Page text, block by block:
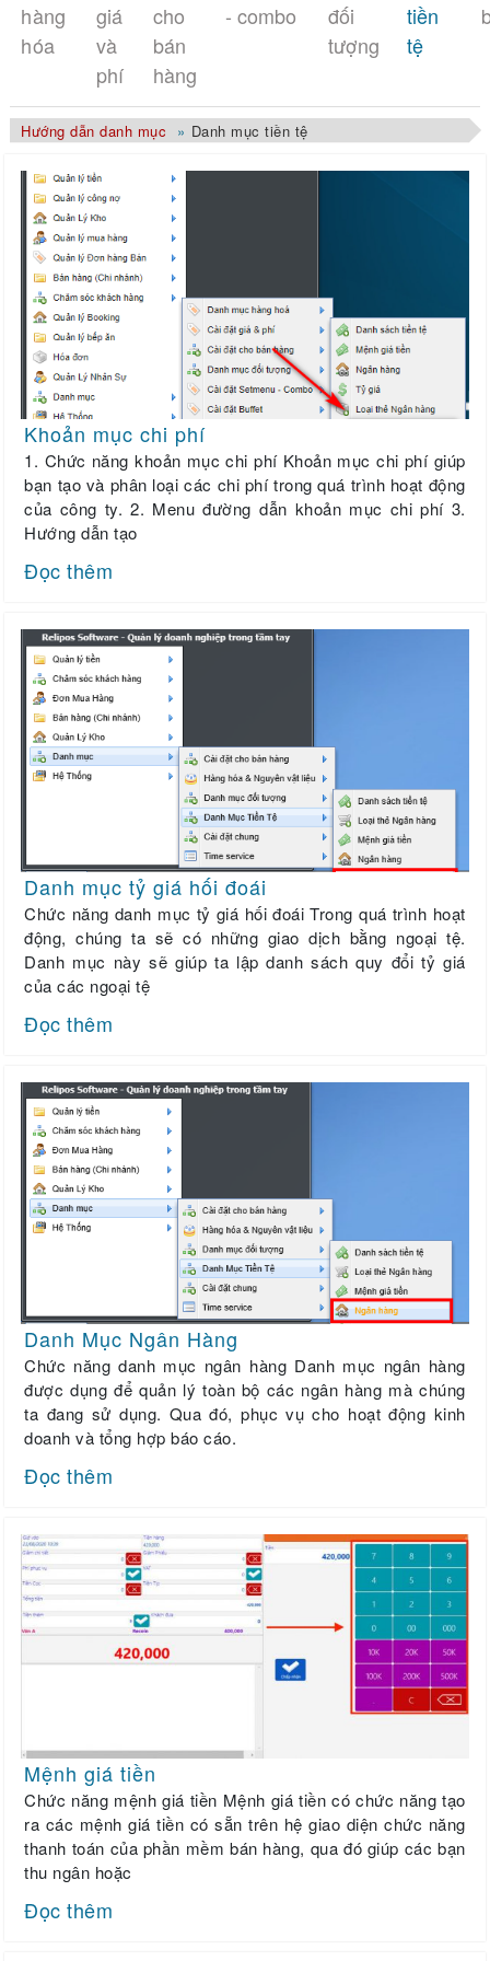
hàng
hóa
giá
và
phí
cho
bán
hàng
- combo
đối
tượng
tiền
tệ
Hướng dẫn danh mục Danh mục tiền tệ
Khoản mục chi phí
1. Chức năng khoản mục chi phí Khoản mục chi phí giúp
bạn tạo và phân loại các chi phí trong quá trình hoạt động
của công ty. 2. Menu đường dẫn khoản mục chi phí 3.
Hướng dẫn tạo
Đọc thêm
Danh mục tỷ giá hối đoái
Chức năng danh mục tỷ giá hối đoái Trong quá trình hoạt
động, chúng ta sẽ có những giao dịch bằng ngoại tệ.
Danh mục này sẽ giúp ta lập danh sách quy đổi tỷ giá
của các ngoại tệ
Đọc thêm
Danh Mục Ngân Hàng
Chức năng danh mục ngân hàng Danh mục ngân hàng
được dụng để quản lý toàn bộ các ngân hàng mà chúng
ta đang sử dụng. Qua đó, phục vụ cho hoạt động kinh
doanh và tổng hợp báo cáo.
Đọc thêm
Mệnh giá tiền
Chức năng mệnh giá tiền Mệnh giá tiền có chức năng tạo
ra các mệnh giá tiền có sẵn trên hệ giao diện chức năng
thanh toán của phần mềm bán hàng, qua đó giúp các bạn
thu ngân hoặc
Đọc thêm